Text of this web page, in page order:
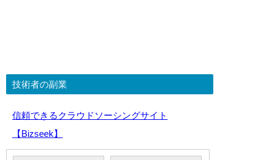
技術者の副業
信頼できるクラウドソーシングサイト
【Bizseek】